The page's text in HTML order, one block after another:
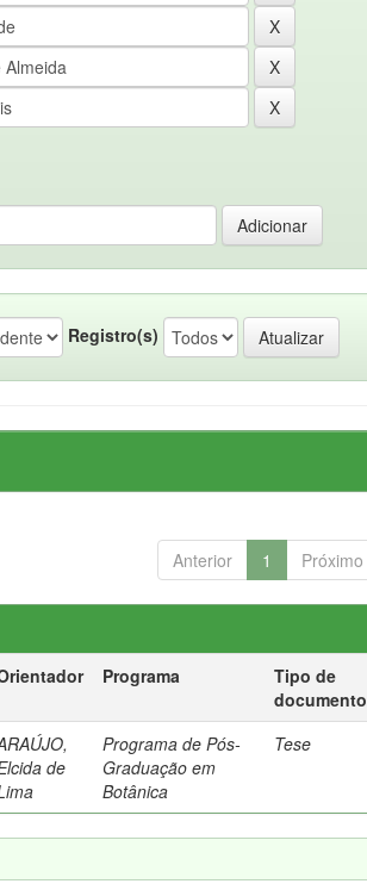
Registro(s)
Anterior 1 Próximo
Programa
Tipo de
documento
de
Programa de Pós-
Graduação em
Botânica
Tese